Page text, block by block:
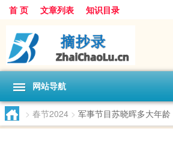
首 页 文章列表 知识目录
网站导航
> 春节2024 > 军事节目苏晓晖多大年龄